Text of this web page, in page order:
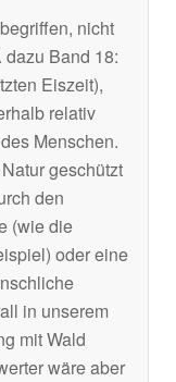
nicht
Band 18:
Eiszeit),
relativ
Menschen.
geschützt
den
(wie die
oder eine
in unserem
mit Wald
wäre aber